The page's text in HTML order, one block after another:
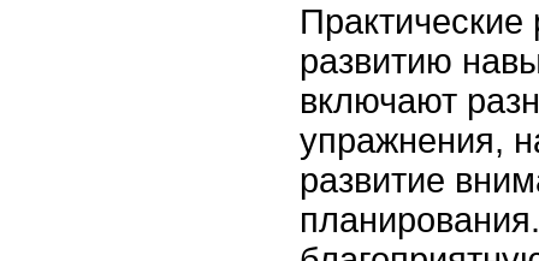
развитию
включают
упражнения,
развитие